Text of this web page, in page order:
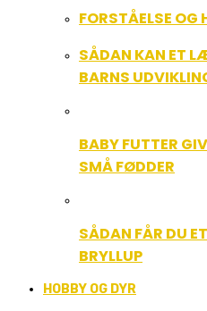
FORSTÅELSE OG
SÅDAN KAN ET
BARNS
BABY FUTTER
SMÅ FØDDER
SÅDAN FÅR DU
BRYLLUP
HOBBY OG DYR